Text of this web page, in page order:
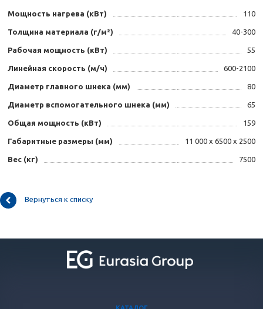
Мощность нагрева (кВт) 110
Толщина материала (г/м²) 40-300
Рабочая мощность (кВт) 55
Линейная скорость (м/ч) 600-2100
Диаметр главного шнека (мм) 80
Диаметр вспомогательного шнека (мм) 65
Общая мощность (кВт) 159
Габаритные размеры (мм) 11 000 х 6500 х 2500
Вес (кг) 7500
Вернуться к списку